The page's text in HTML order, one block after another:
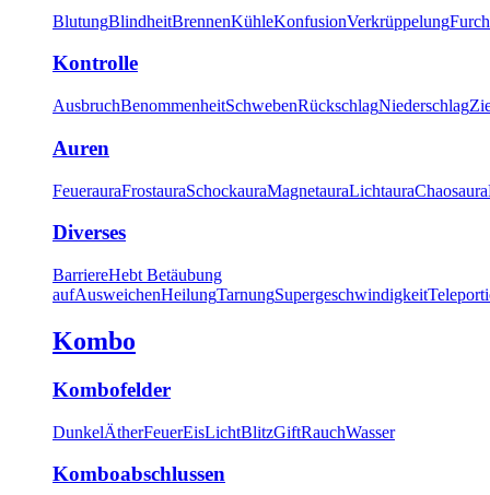
BlutungBlindheitBrennenKühleKonfusionVerkrüppelung
Kontrolle
AusbruchBenommenheitSchwebenRückschlagNiederschlag
Auren
FeuerauraFrostauraSchockauraMagnetauraLichtauraChaosaura
Diverses
BarriereHebt Betäubung
aufAusweichenHeilungTarnungSupergeschwindigkeit
Kombo
Kombofelder
DunkelÄtherFeuerEisLichtBlitzGiftRauchWasser
Komboabschlussen